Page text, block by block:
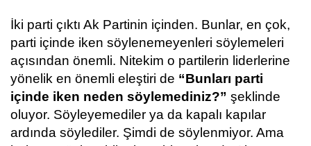
İki parti çıktı Ak Partinin içinden. Bunlar, en çok,
parti içinde iken söylenemeyenleri söylemeleri
açısından önemli. Nitekim o partilerin liderlerine
yönelik en önemli eleştiri de “Bunları parti
içinde iken neden söylemediniz?” şeklinde
oluyor. Söyleyemediler ya da kapalı kapılar
ardında söylediler. Şimdi de söylenmiyor. Ama